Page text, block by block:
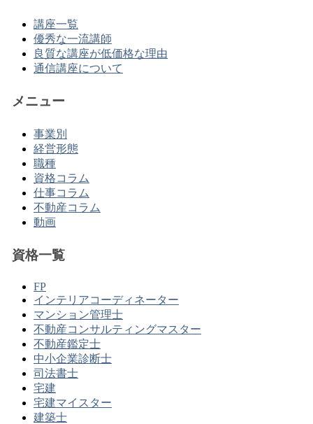
講座一覧
優秀な一流講師
良質な講座が低価格な理由
通信講座について
メニュー
事業別
経営形態
職種
資格コラム
仕事コラム
不動産コラム
動画
資格一覧
FP
インテリアコーディネーター
マンション管理士
不動産コンサルティングマスター
不動産鑑定士
中小企業診断士
司法書士
宅建
宅建マイスター
建築士